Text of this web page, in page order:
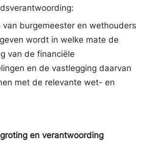
van burgemeester en wethouders
wordt in welke mate de
van de financiële
en de vastlegging daarvan
met de relevante wet- en
en verantwoording